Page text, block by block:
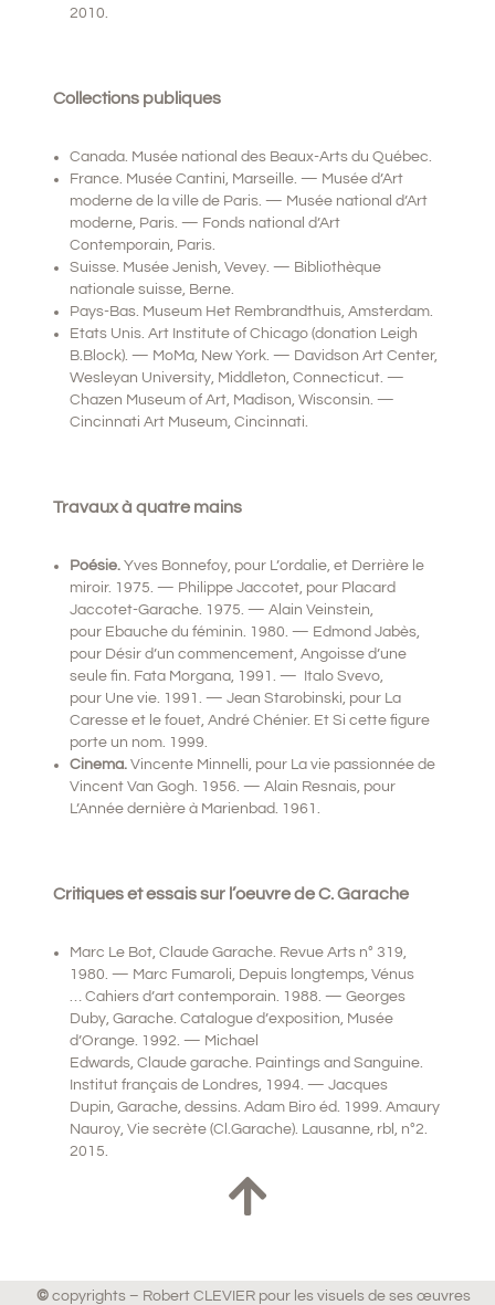
2010.
Collections publiques
Canada. Musée national des Beaux-Arts du Québec.
France. Musée Cantini, Marseille. — Musée d’Art
moderne de la ville de Paris. — Musée national d’Art
moderne, Paris. — Fonds national d’Art
Contemporain, Paris.
Suisse. Musée Jenish, Vevey. — Bibliothèque
nationale suisse, Berne.
Pays-Bas. Museum Het Rembrandthuis, Amsterdam.
Etats Unis. Art Institute of Chicago (donation Leigh
B.Block). — MoMa, New York. — Davidson Art Center,
Wesleyan University, Middleton, Connecticut. —
Chazen Museum of Art, Madison, Wisconsin. —
Cincinnati Art Museum, Cincinnati.
Travaux à quatre mains
Poésie. Yves Bonnefoy, pour L’ordalie, et Derrière le
miroir. 1975. — Philippe Jaccotet, pour Placard
Jaccotet-Garache. 1975. — Alain Veinstein,
pour Ebauche du féminin. 1980. — Edmond Jabès,
pour Désir d’un commencement, Angoisse d’une
seule fin. Fata Morgana, 1991. — Italo Svevo,
pour Une vie. 1991. — Jean Starobinski, pour La
Caresse et le fouet, André Chénier. Et Si cette figure
porte un nom. 1999.
Cinema. Vincente Minnelli, pour La vie passionnée de
Vincent Van Gogh. 1956. — Alain Resnais, pour
L’Année dernière à Marienbad. 1961.
Critiques et essais sur l’oeuvre de C. Garache
Marc Le Bot, Claude Garache. Revue Arts n° 319,
1980. — Marc Fumaroli, Depuis longtemps, Vénus
… Cahiers d’art contemporain. 1988. — Georges
Duby, Garache. Catalogue d’exposition, Musée
d’Orange. 1992. — Michael
Edwards, Claude garache. Paintings and Sanguine.
Institut français de Londres, 1994. — Jacques
Dupin, Garache, dessins. Adam Biro éd. 1999. Amaury
Nauroy, Vie secrète (Cl.Garache). Lausanne, rbl, n°2.
2015.
© copyrights – Robert CLEVIER pour les visuels de ses œuvres